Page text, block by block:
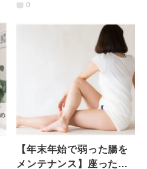
代謝もアップ】誰でもで
0
【年末年始で弱った腸を
メンテナンス】座ったま